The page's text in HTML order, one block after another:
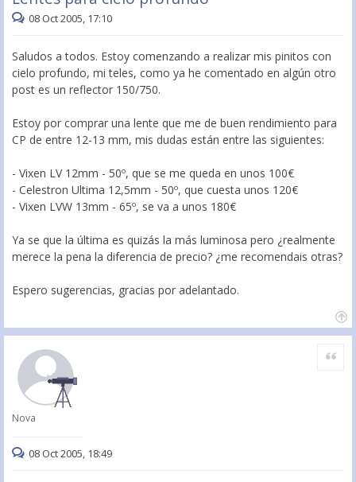
08 Oct 2005, 17:10
Saludos a todos. Estoy comenzando a realizar mis pinitos con
cielo profundo, mi teles, como ya he comentado en algún otro
post es un reflector 150/750.
Estoy por comprar una lente que me de buen rendimiento para
CP de entre 12-13 mm, mis dudas están entre las siguientes:
- Vixen LV 12mm - 50º, que se me queda en unos 100€
- Celestron Ultima 12,5mm - 50º, que cuesta unos 120€
- Vixen LVW 13mm - 65º, se va a unos 180€
Ya se que la última es quizás la más luminosa pero ¿realmente
merece la pena la diferencia de precio? ¿me recomendais otras?
Espero sugerencias, gracias por adelantado.
Nova
Citar
08 Oct 2005, 18:49